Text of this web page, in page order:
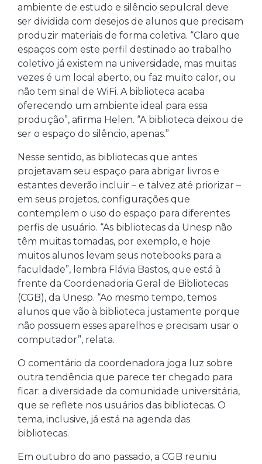
ambiente de estudo e silêncio sepulcral deve
ser dividida com desejos de alunos que precisam
produzir materiais de forma coletiva. “Claro que
espaços com este perfil destinado ao trabalho
coletivo já existem na universidade, mas muitas
vezes é um local aberto, ou faz muito calor, ou
não tem sinal de WiFi. A biblioteca acaba
oferecendo um ambiente ideal para essa
produção”, afirma Helen. “A biblioteca deixou de
ser o espaço do silêncio, apenas.”
Nesse sentido, as bibliotecas que antes
projetavam seu espaço para abrigar livros e
estantes deverão incluir – e talvez até priorizar –
em seus projetos, configurações que
contemplem o uso do espaço para diferentes
perfis de usuário. “As bibliotecas da Unesp não
têm muitas tomadas, por exemplo, e hoje
muitos alunos levam seus notebooks para a
faculdade”, lembra Flávia Bastos, que está à
frente da Coordenadoria Geral de Bibliotecas
(CGB), da Unesp. “Ao mesmo tempo, temos
alunos que vão à biblioteca justamente porque
não possuem esses aparelhos e precisam usar o
computador”, relata.
O comentário da coordenadora joga luz sobre
outra tendência que parece ter chegado para
ficar: a diversidade da comunidade universitária,
que se reflete nos usuários das bibliotecas. O
tema, inclusive, já está na agenda das
bibliotecas.
Em outubro do ano passado, a CGB reuniu